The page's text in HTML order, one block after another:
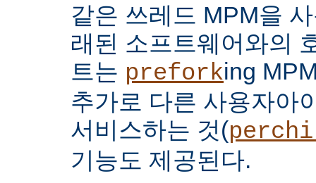
같은 쓰레드 MPM을
래된 소프트웨어와의
트는 preforking
추가로 다른 사용자아
서비스하는 것(
기능도 제공된다.